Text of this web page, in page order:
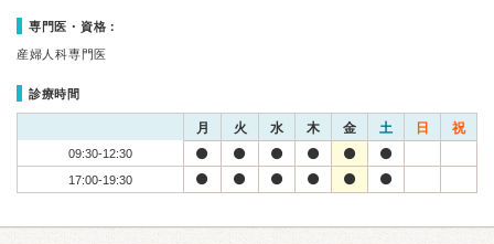
専門医・資格：
産婦人科専門医
診療時間
月 火 水 木 金 土 日 祝
09:30-12:30
17:00-19:30